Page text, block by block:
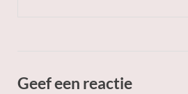
Geef een reactie